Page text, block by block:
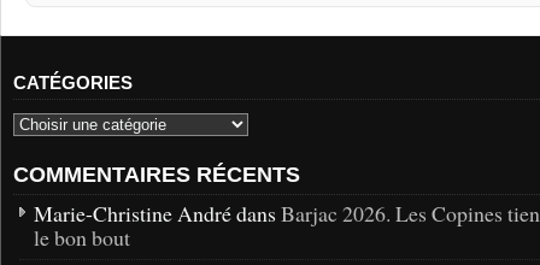
CATÉGORIES
COMMENTAIRES RÉCENTS
Marie-Christine André dans Barjac 2026. Les Copines
le bon bout